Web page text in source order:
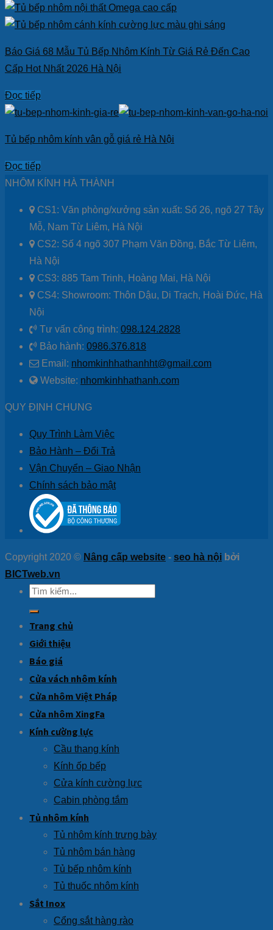
Báo Giá 68 Mẫu Tủ Bếp Nhôm Kính Từ Giá Rẻ Đến Cao
Cấp Hot Nhất 2026 Hà Nội
Đọc tiếp
Tủ bếp nhôm kính vân gỗ giá rẻ Hà Nội
Đọc tiếp
NHÔM KÍNH HÀ THÀNH
CS1: Văn phòng/xưởng sản xuất: Số 26, ngõ 27 Tây
Mỗ, Nam Từ Liêm, Hà Nội
CS2: Số 4 ngõ 307 Phạm Văn Đồng, Bắc Từ Liêm,
Hà Nội
CS3: 885 Tam Trinh, Hoàng Mai, Hà Nội
CS4: Showroom: Thôn Dậu, Di Trạch, Hoài Đức, Hà
Nội
Tư vấn công trình: 098.124.2828
Bảo hành: 0986.376.818
Email: nhomkinhhathanhht@gmail.com
Website: nhomkinhhathanh.com
QUY ĐỊNH CHUNG
Quy Trình Làm Việc
Bảo Hành – Đổi Trả
Vận Chuyển – Giao Nhận
Chính sách bảo mật
Copyright 2020 © Nâng cấp website - seo hà nội bởi
BICTweb.vn
Tìm
kiếm:
Trang chủ
Giới thiệu
Báo giá
Cửa vách nhôm kính
Cửa nhôm Việt Pháp
Cửa nhôm XingFa
Kính cường lực
Cầu thang kính
Kính ốp bếp
Cửa kính cường lực
Cabin phòng tắm
Tủ nhôm kính
Tủ nhôm kính trưng bày
Tủ nhôm bán hàng
Tủ bếp nhôm kính
Tủ thuốc nhôm kính
Sắt Inox
Cổng sắt hàng rào